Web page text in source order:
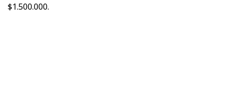
$1.500.000.